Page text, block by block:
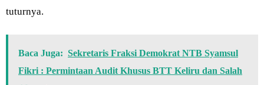
tuturnya.
Baca Juga: Sekretaris Fraksi Demokrat NTB Syamsul
Fikri : Permintaan Audit Khusus BTT Keliru dan Salah